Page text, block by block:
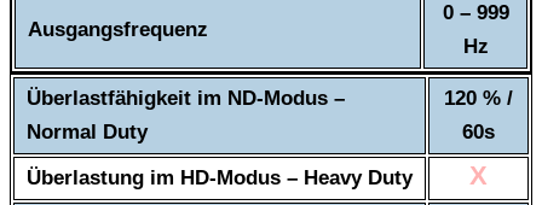
Ausgangsfrequenz
0 – 999
Hz
Überlastfähigkeit im ND-Modus –
Normal Duty
120 % /
60s
Überlastung im HD-Modus – Heavy Duty
X